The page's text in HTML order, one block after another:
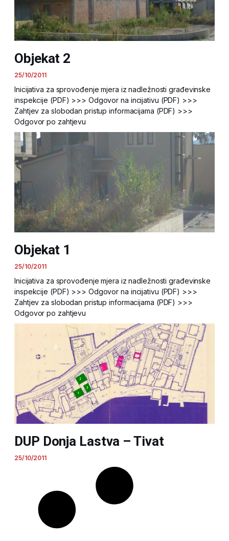
Objekat 2
25/10/2011
Inicijativa za sprovođenje mjera iz nadležnosti građevinske
inspekcije (PDF) >>> Odgovor na incijativu (PDF) >>>
Zahtjev za slobodan pristup informacijama (PDF) >>>
Odgovor po zahtjevu
Objekat 1
25/10/2011
Inicijativa za sprovođenje mjera iz nadležnosti građevinske
inspekcije (PDF) >>> Odgovor na incijativu (PDF) >>>
Zahtjev za slobodan pristup informacijama (PDF) >>>
Odgovor po zahtjevu
DUP Donja Lastva – Tivat
25/10/2011